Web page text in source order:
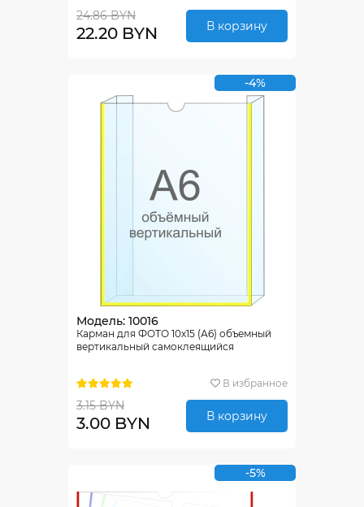
24.86 BYN
22.20 BYN В корзину
-4%
Модель: 10016
Карман для ФОТО 10х15 (А6) объемный
вертикальный самоклеящийся
В избранное
3.15 BYN
3.00 BYN В корзину
-5%